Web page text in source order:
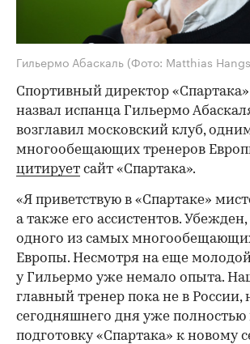
Гильермо Абаскаль (Фото: Matthias
Спортивный директор
назвал испанца Гильермо
возглавил московский клуб,
многообещающих тренеров
цитирует сайт «Спартака».
«Я приветствую в «Спартаке»
а также его ассистентов.
одного из самых
Европы. Несмотря на еще молодой
у Гильермо уже немало опыта.
главный тренер пока не в России,
сегодняшнего дня уже полностью
подготовку «Спартака» к новому